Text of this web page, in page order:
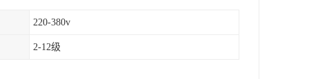
220-380v
2-12级